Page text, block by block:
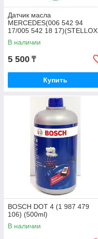
Датчик масла
MERCEDES(006 542 94
17/005 542 18 17)(STELLOX
06-08018-SX)
В наличии
5 500 ₸
Купить
BOSCH DOT 4 (1 987 479
106) (500ml)
В наличии